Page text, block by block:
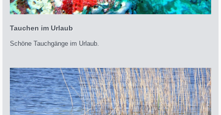
Tauchen im Urlaub
Schöne Tauchgänge im Urlaub.